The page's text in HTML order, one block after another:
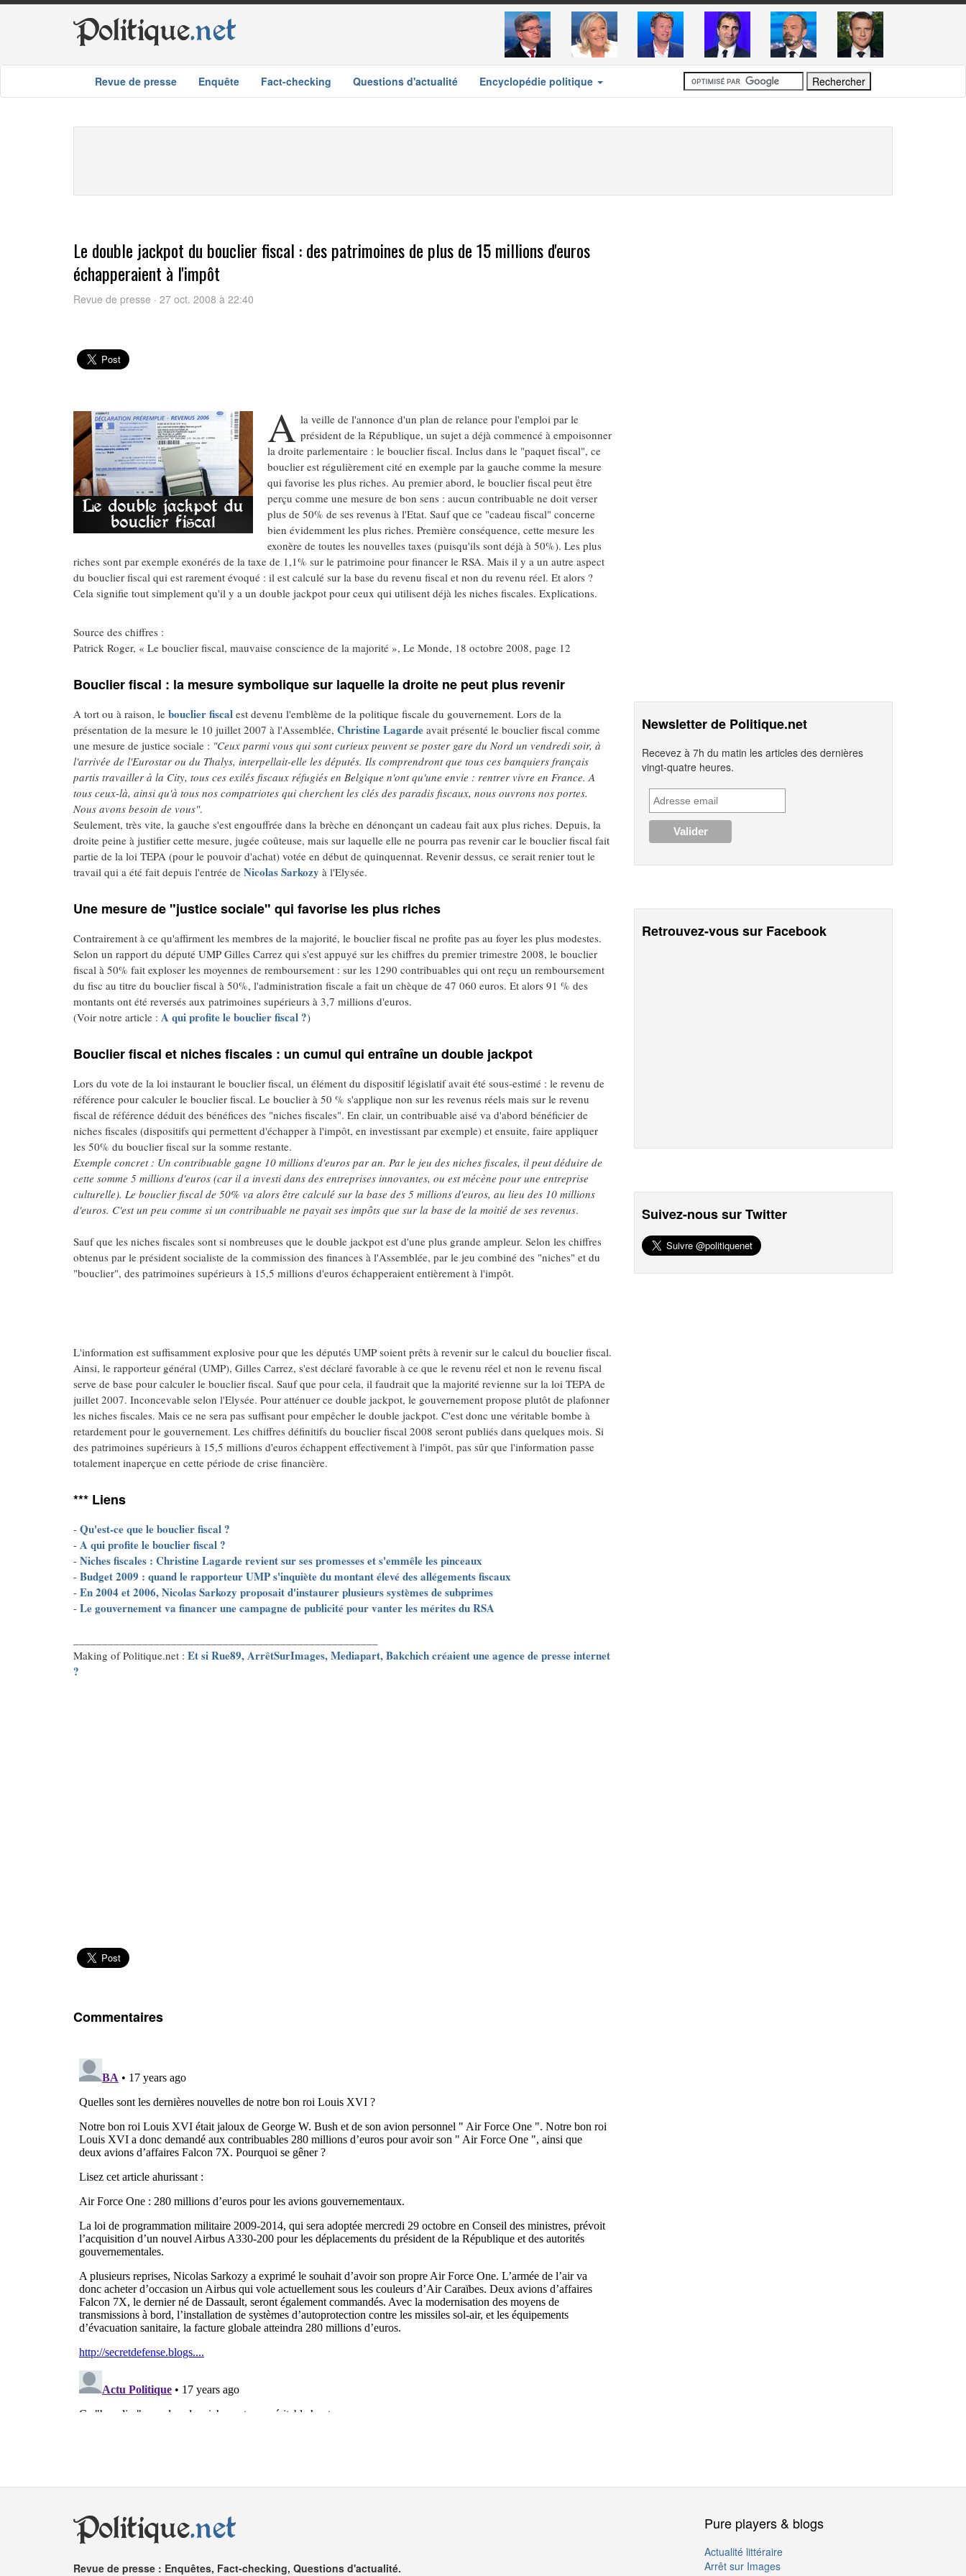
Politique.net
Revue de presse Enquête Fact-checking Questions d'actualité Encyclopédie politique
Le double jackpot du bouclier fiscal : des patrimoines de plus de 15 millions d'euros
échapperaient à l'impôt
Revue de presse · 27 oct. 2008 à 22:40
A la veille de l'annonce d'un plan de relance pour l'emploi par le
président de la République, un sujet a déjà commencé à empoisonner
la droite parlementaire : le bouclier fiscal. Inclus dans le "paquet fiscal", ce
bouclier est régulièrement cité en exemple par la gauche comme la mesure
qui favorise les plus riches. Au premier abord, le bouclier fiscal peut être
perçu comme une mesure de bon sens : aucun contribuable ne doit verser
plus de 50% de ses revenus à l'Etat. Sauf que ce "cadeau fiscal" concerne
bien évidemment les plus riches. Première conséquence, cette mesure les
exonère de toutes les nouvelles taxes (puisqu'ils sont déjà à 50%). Les plus
riches sont par exemple exonérés de la taxe de 1,1% sur le patrimoine pour financer le RSA. Mais il y a un autre aspect
du bouclier fiscal qui est rarement évoqué : il est calculé sur la base du revenu fiscal et non du revenu réel. Et alors ?
Cela signifie tout simplement qu'il y a un double jackpot pour ceux qui utilisent déjà les niches fiscales. Explications.
Source des chiffres :
Patrick Roger, « Le bouclier fiscal, mauvaise conscience de la majorité », Le Monde, 18 octobre 2008, page 12
Bouclier fiscal : la mesure symbolique sur laquelle la droite ne peut plus revenir
A tort ou à raison, le bouclier fiscal est devenu l'emblème de la politique fiscale du gouvernement. Lors de la
présentation de la mesure le 10 juillet 2007 à l'Assemblée, Christine Lagarde avait présenté le bouclier fiscal comme
une mesure de justice sociale : "Ceux parmi vous qui sont curieux peuvent se poster gare du Nord un vendredi soir, à
l'arrivée de l'Eurostar ou du Thalys, interpellait-elle les députés. Ils comprendront que tous ces banquiers français
partis travailler à la City, tous ces exilés fiscaux réfugiés en Belgique n'ont qu'une envie : rentrer vivre en France. A
tous ceux-là, ainsi qu'à tous nos compatriotes qui cherchent les clés des paradis fiscaux, nous ouvrons nos portes.
Nous avons besoin de vous".
Seulement, très vite, la gauche s'est engouffrée dans la brèche en dénonçant un cadeau fait aux plus riches. Depuis, la
droite peine à justifier cette mesure, jugée coûteuse, mais sur laquelle elle ne pourra pas revenir car le bouclier fiscal fait
partie de la loi TEPA (pour le pouvoir d'achat) votée en début de quinquennat. Revenir dessus, ce serait renier tout le
travail qui a été fait depuis l'entrée de Nicolas Sarkozy à l'Elysée.
Une mesure de "justice sociale" qui favorise les plus riches
Contrairement à ce qu'affirment les membres de la majorité, le bouclier fiscal ne profite pas au foyer les plus modestes.
Selon un rapport du député UMP Gilles Carrez qui s'est appuyé sur les chiffres du premier trimestre 2008, le bouclier
fiscal à 50% fait exploser les moyennes de remboursement : sur les 1290 contribuables qui ont reçu un remboursement
du fisc au titre du bouclier fiscal à 50%, l'administration fiscale a fait un chèque de 47 060 euros. Et alors 91 % des
montants ont été reversés aux patrimoines supérieurs à 3,7 millions d'euros.
(Voir notre article : A qui profite le bouclier fiscal ?)
Bouclier fiscal et niches fiscales : un cumul qui entraîne un double jackpot
Lors du vote de la loi instaurant le bouclier fiscal, un élément du dispositif législatif avait été sous-estimé : le revenu de
référence pour calculer le bouclier fiscal. Le bouclier à 50 % s'applique non sur les revenus réels mais sur le revenu
fiscal de référence déduit des bénéfices des "niches fiscales". En clair, un contribuable aisé va d'abord bénéficier de
niches fiscales (dispositifs qui permettent d'échapper à l'impôt, en investissant par exemple) et ensuite, faire appliquer
les 50% du bouclier fiscal sur la somme restante.
Exemple concret : Un contribuable gagne 10 millions d'euros par an. Par le jeu des niches fiscales, il peut déduire de
cette somme 5 millions d'euros (car il a investi dans des entreprises innovantes, ou est mécène pour une entreprise
culturelle). Le bouclier fiscal de 50% va alors être calculé sur la base des 5 millions d'euros, au lieu des 10 millions
d'euros. C'est un peu comme si un contribuable ne payait ses impôts que sur la base de la moitié de ses revenus.
Sauf que les niches fiscales sont si nombreuses que le double jackpot est d'une plus grande ampleur. Selon les chiffres
obtenus par le président socialiste de la commission des finances à l'Assemblée, par le jeu combiné des "niches" et du
"bouclier", des patrimoines supérieurs à 15,5 millions d'euros échapperaient entièrement à l'impôt.
L'information est suffisamment explosive pour que les députés UMP soient prêts à revenir sur le calcul du bouclier fiscal.
Ainsi, le rapporteur général (UMP), Gilles Carrez, s'est déclaré favorable à ce que le revenu réel et non le revenu fiscal
serve de base pour calculer le bouclier fiscal. Sauf que pour cela, il faudrait que la majorité revienne sur la loi TEPA de
juillet 2007. Inconcevable selon l'Elysée. Pour atténuer ce double jackpot, le gouvernement propose plutôt de plafonner
les niches fiscales. Mais ce ne sera pas suffisant pour empêcher le double jackpot. C'est donc une véritable bombe à
retardement pour le gouvernement. Les chiffres définitifs du bouclier fiscal 2008 seront publiés dans quelques mois. Si
des patrimoines supérieurs à 15,5 millions d'euros échappent effectivement à l'impôt, pas sûr que l'information passe
totalement inaperçue en cette période de crise financière.
*** Liens
- Qu'est-ce que le bouclier fiscal ?
- A qui profite le bouclier fiscal ?
- Niches fiscales : Christine Lagarde revient sur ses promesses et s'emmêle les pinceaux
- Budget 2009 : quand le rapporteur UMP s'inquiète du montant élevé des allégements fiscaux
- En 2004 et 2006, Nicolas Sarkozy proposait d'instaurer plusieurs systèmes de subprimes
- Le gouvernement va financer une campagne de publicité pour vanter les mérites du RSA
Making of Politique.net : Et si Rue89, ArrêtSurImages, Mediapart, Bakchich créaient une agence de presse internet
?
Commentaires
Newsletter de Politique.net
Recevez à 7h du matin les articles des dernières
vingt-quatre heures.
Retrouvez-vous sur Facebook
Suivez-nous sur Twitter
Politique.net
Revue de presse : Enquêtes, Fact-checking, Questions d'actualité.
Pure players & blogs
Actualité littéraire
Arrêt sur Images